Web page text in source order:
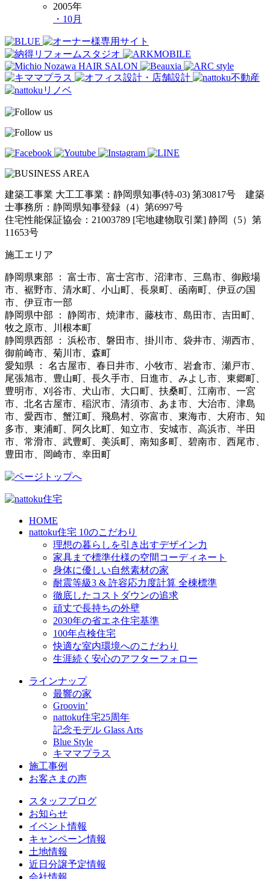
2005年
・10月
建築工事業 大工工事業：静岡県知事(特-03) 第30817号 建築
士事務所：静岡県知事登録（4）第6997号
住宅性能保証協会：21003789 [宅地建物取引業] 静岡（5）第
11653号
施工エリア
静岡県東部 ： 富士市、富士宮市、沼津市、三島市、御殿場
市、裾野市、清水町、小山町、長泉町、函南町、伊豆の国
市、伊豆市一部
静岡県中部 ： 静岡市、焼津市、藤枝市、島田市、吉田町、
牧之原市、川根本町
静岡県西部 ： 浜松市、磐田市、掛川市、袋井市、湖西市、
御前崎市、菊川市、森町
愛知県 ： 名古屋市、春日井市、小牧市、岩倉市、瀬戸市、
尾張旭市、豊山町、長久手市、日進市、みよし市、東郷町、
豊明市、刈谷市、犬山市、大口町、扶桑町、江南市、一宮
市、北名古屋市、稲沢市、清須市、あま市、大治市、津島
市、愛西市、蟹江町、飛島村、弥富市、東海市、大府市、知
多市、東浦町、阿久比町、知立市、安城市、高浜市、半田
市、常滑市、武豊町、美浜町、南知多町、碧南市、西尾市、
豊田市、岡崎市、幸田町
HOME
nattoku住宅 10のこだわり
理想の暮らしを引き出すデザイン力
家具まで標準仕様の空間コーディネート
身体に優しい自然素材の家
耐震等級3 & 許容応力度計算 全棟標準
徹底したコストダウンの追求
頑丈で長持ちの外壁
2030年の省エネ住宅基準
100年点検住宅
快適な室内環境へのこだわり
生涯続く安心のアフターフォロー
ラインナップ
最響の家
Groovin’
nattoku住宅25周年
記念モデル Glass Arts
Blue Style
キママプラス
施工事例
お客さまの声
スタッフブログ
お知らせ
イベント情報
キャンペーン情報
土地情報
近日分譲予定情報
会社情報